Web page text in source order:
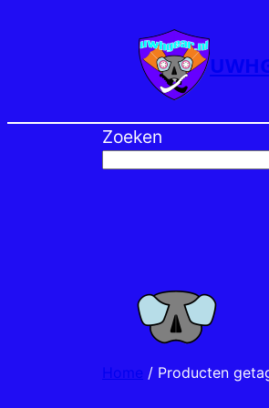
Zoeken
Home / Producten